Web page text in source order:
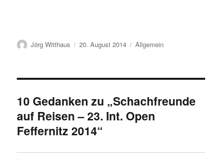
Autor
Jörg Witthaus
Veröffentlicht
20. August 2014 Kategorien
Allgemein
10 Gedanken zu „Schachfreunde
auf Reisen – 23. Int. Open
Feffernitz 2014“